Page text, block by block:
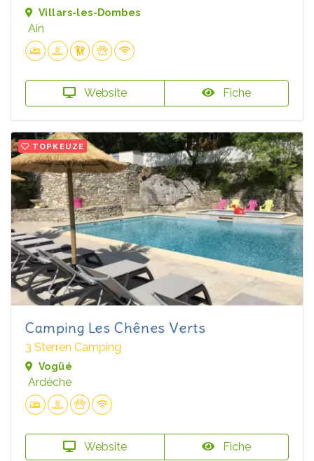
Villars-les-Dombes
Ain
Website Fiche
TOPKEUZE
Camping Les Chênes Verts
3 Sterren Camping
Vogüé
Ardèche
Website Fiche